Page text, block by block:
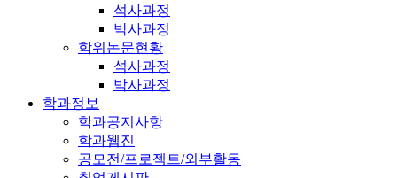
석사과정
박사과정
학위논문현황
석사과정
박사과정
학과정보
학과공지사항
학과웹진
공모전/프로젝트/외부활동